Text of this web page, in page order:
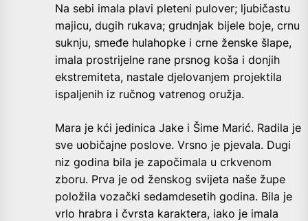
Na sebi imala plavi pleteni pulover; ljubičastu
majicu, dugih rukava; grudnjak bijele boje, crnu
suknju, smeđe hulahopke i crne ženske šlape,
imala prostrijelne rane prsnog koša i donjih
ekstremiteta, nastale djelovanjem projektila
ispaljenih iz ručnog vatrenog oružja.
Mara je kći jedinica Jake i Šime Marić. Radila je
sve uobičajne poslove. Vrsno je pjevala. Dugi
niz godina bila je započimala u crkvenom
zboru. Prva je od ženskog svijeta naše župe
položila vozački sedamdesetih godina. Bila je
vrlo hrabra i čvrsta karaktera, iako je imala